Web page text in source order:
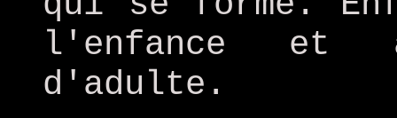
l'enfance et
d'adulte.